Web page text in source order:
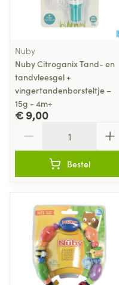
Nuby
Nuby Citroganix Tand- en
tandvleesgel +
vingertandenborsteltje –
15g - 4m+
€ 9,00
Bestel